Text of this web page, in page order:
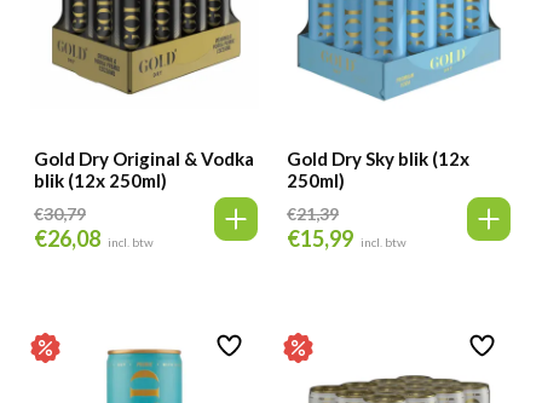
Gold Dry Original & Vodka
blik (12x 250ml)
€30,79
Oorspronkelijke
€30,79.
€26,08 Huidige
incl. btw
Gold Dry Sky blik (12x
250ml)
€21,39
Oorspronkelijke
€21,39.
€15,99 Huidige
incl. btw